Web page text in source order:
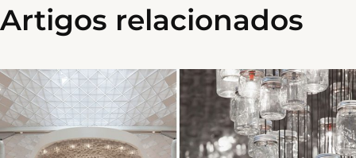
Artigos relacionados